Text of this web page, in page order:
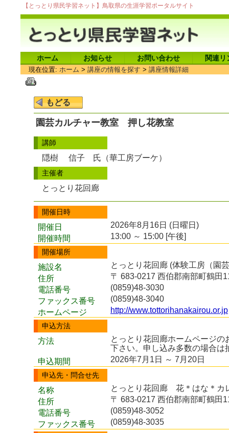
【とっとり県民学習ネット】鳥取県の生涯学習ポータルサイト
ホーム お知らせ お問い合わせ 関連リ
現在位置: ホーム > 講座の情報を探す > 講座情報詳細
園芸カルチャー教室 押し花教室
講師
隠樹 信子 氏（華工房ブーケ）
主催者
とっとり花回廊
開催日時
開催日
2026年8月16日 (日曜日)
開催時間
13:00 ～ 15:00 [午後]
開催場所
施設名
とっとり花回廊 (体験工房（園
住所
〒 683-0217 西伯郡南部町鶴田
電話番号
(0859)48-3030
ファックス番号
(0859)48-3040
ホームページ
http://www.tottorihanakairou.or.jp
申込方法
方法
とっとり花回廊ホームページ
下さい。申し込み多数の場合は
申込期間
2026年7月1日 ～ 7月20日
申込先・問合せ先
名称
とっとり花回廊 花＊はな＊カ
住所
〒 683-0217 西伯郡南部町鶴田
電話番号
(0859)48-3052
ファックス番号
(0859)48-3035